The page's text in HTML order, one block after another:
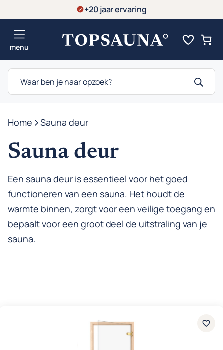
naar
inhoud
+20 jaar ervaring
menu
Producten
zoeken
Home -Sauna deur
Sauna deur
Een sauna deur is essentieel voor het goed
functioneren van een sauna. Het houdt de
warmte binnen, zorgt voor een veilige toegang en
bepaalt voor een groot deel de uitstraling van je
sauna.